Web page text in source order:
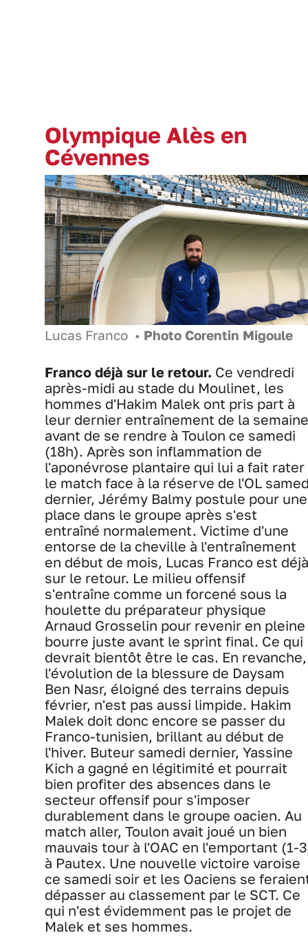
Olympique Alès en
Cévennes
Lucas Franco • Photo Corentin Migoule
Franco déjà sur le retour. Ce vendredi
après-midi au stade du Moulinet, les
hommes d'Hakim Malek ont pris part à
leur dernier entraînement de la semaine
avant de se rendre à Toulon ce samedi
(18h). Après son inflammation de
l'aponévrose plantaire qui lui a fait rater
le match face à la réserve de l'OL
dernier, Jérémy Balmy postule pour une
place dans le groupe après s'est
entraîné normalement. Victime d'une
entorse de la cheville à l'entraînement
en début de mois, Lucas Franco est déjà
sur le retour. Le milieu offensif
s'entraîne comme un forcené sous la
houlette du préparateur physique
Arnaud Grosselin pour revenir en pleine
bourre juste avant le sprint final. Ce qui
devrait bientôt être le cas. En revanche,
l'évolution de la blessure de Daysam
Ben Nasr, éloigné des terrains depuis
février, n'est pas aussi limpide. Hakim
Malek doit donc encore se passer du
Franco-tunisien, brillant au début de
l'hiver. Buteur samedi dernier, Yassine
Kich a gagné en légitimité et pourrait
bien profiter des absences dans le
secteur offensif pour s'imposer
durablement dans le groupe oacien. Au
match aller, Toulon avait joué un bien
mauvais tour à l'OAC en l'emportant (1-
à Pautex. Une nouvelle victoire varoise
ce samedi soir et les Oaciens se
dépasser au classement par le SCT. Ce
qui n'est évidemment pas le projet de
Malek et ses hommes.